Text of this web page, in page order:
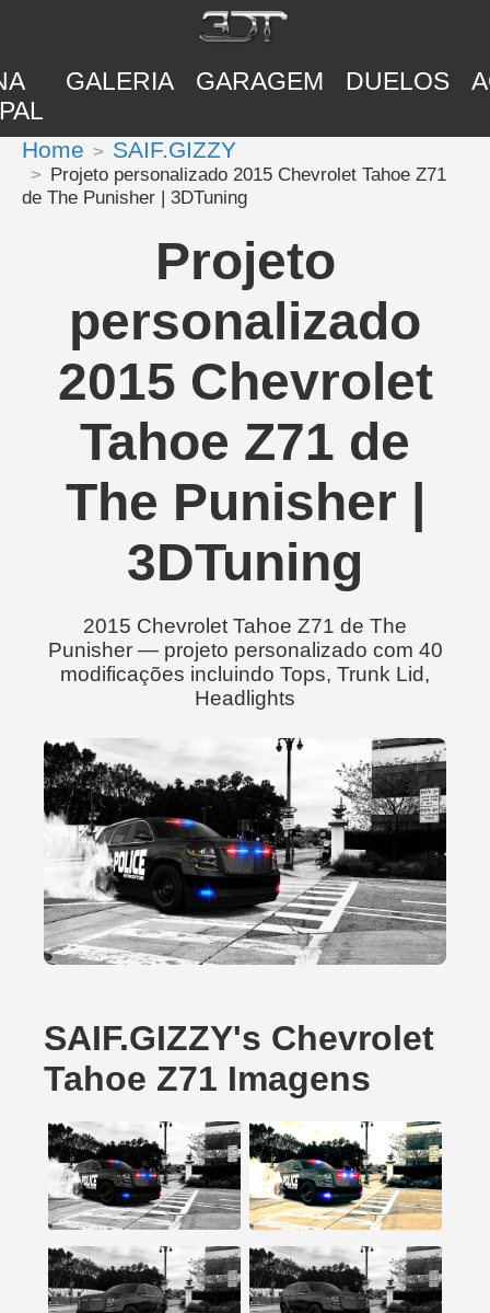
GALERIA GARAGEM DUELOS
Home SAIF.GIZZY
Projeto personalizado 2015 Chevrolet Tahoe Z71
de The Punisher | 3DTuning
Projeto
personalizado
2015 Chevrolet
Tahoe Z71 de
The Punisher |
3DTuning
2015 Chevrolet Tahoe Z71 de The
Punisher — projeto personalizado com 40
modificações incluindo Tops, Trunk Lid,
Headlights
SAIF.GIZZY's Chevrolet
Tahoe Z71 Imagens